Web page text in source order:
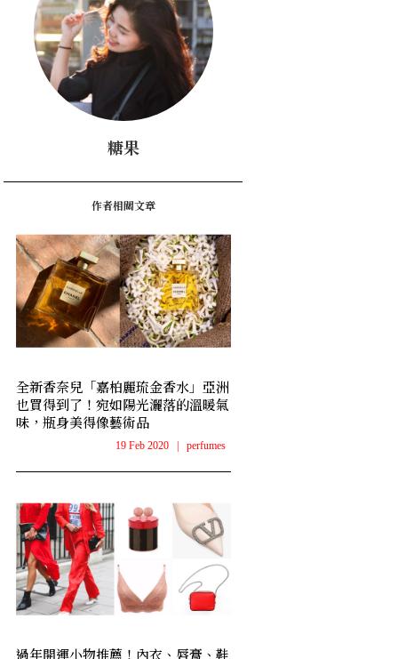
糖果
作者相關文章
全新香奈兒「嘉柏麗琉金香水」亞洲
也買得到了！宛如陽光灑落的溫暖氣
味，瓶身美得像藝術品
19 Feb 2020 | perfumes
過年開運小物推薦！內衣、唇膏、鞋